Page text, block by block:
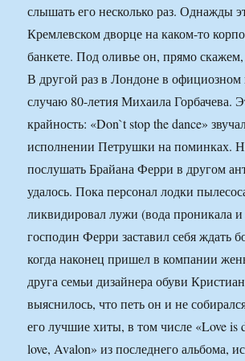
слышать его несколько раз. Однажды
Кремлевском дворце на каком-то
банкете. Под оливье он, прямо скажем,
В другой раз в Лондоне в официозном
случаю 80-летия Михаила Горбачева.
крайность: «Don`t stop the dance»
исполнении Петрушки на поминках.
послушать Брайана Ферри в другом
удалось. Пока персонал лодки
ликвидировал лужи (вода проникала и
господин Ферри заставил себя ждать
когда наконец пришел в компании
друга семьи дизайнера обуви
выяснилось, что петь он и не
его лучшие хиты, в том числе «Love is
love, Avalon» из последнего альбома,